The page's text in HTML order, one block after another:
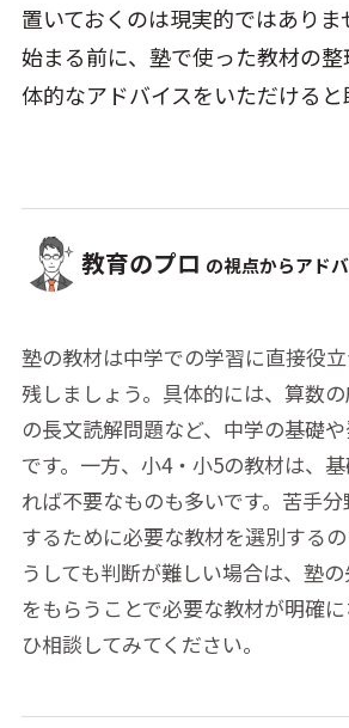
置いておくのは現実的ではあり
始まる前に、塾で使った教材の
体的なアドバイスをいただけると
教育のプロ の視点からアド
塾の教材は中学での学習に直接役
残しましょう。具体的には、算数
の長文読解問題など、中学の基礎
です。一方、小4・小5の教材は、
れば不要なものも多いです。苦手
するために必要な教材を選別する
うしても判断が難しい場合は、塾
をもらうことで必要な教材が明確
ひ相談してみてください。